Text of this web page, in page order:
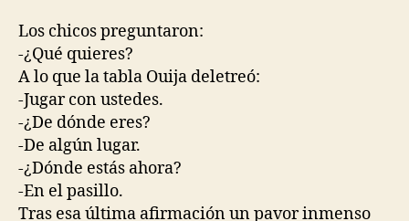
Los chicos preguntaron:
-¿Qué quieres?
A lo que la tabla Ouija deletreó:
-Jugar con ustedes.
-¿De dónde eres?
-De algún lugar.
-¿Dónde estás ahora?
-En el pasillo.
Tras esa última afirmación un pavor inmenso